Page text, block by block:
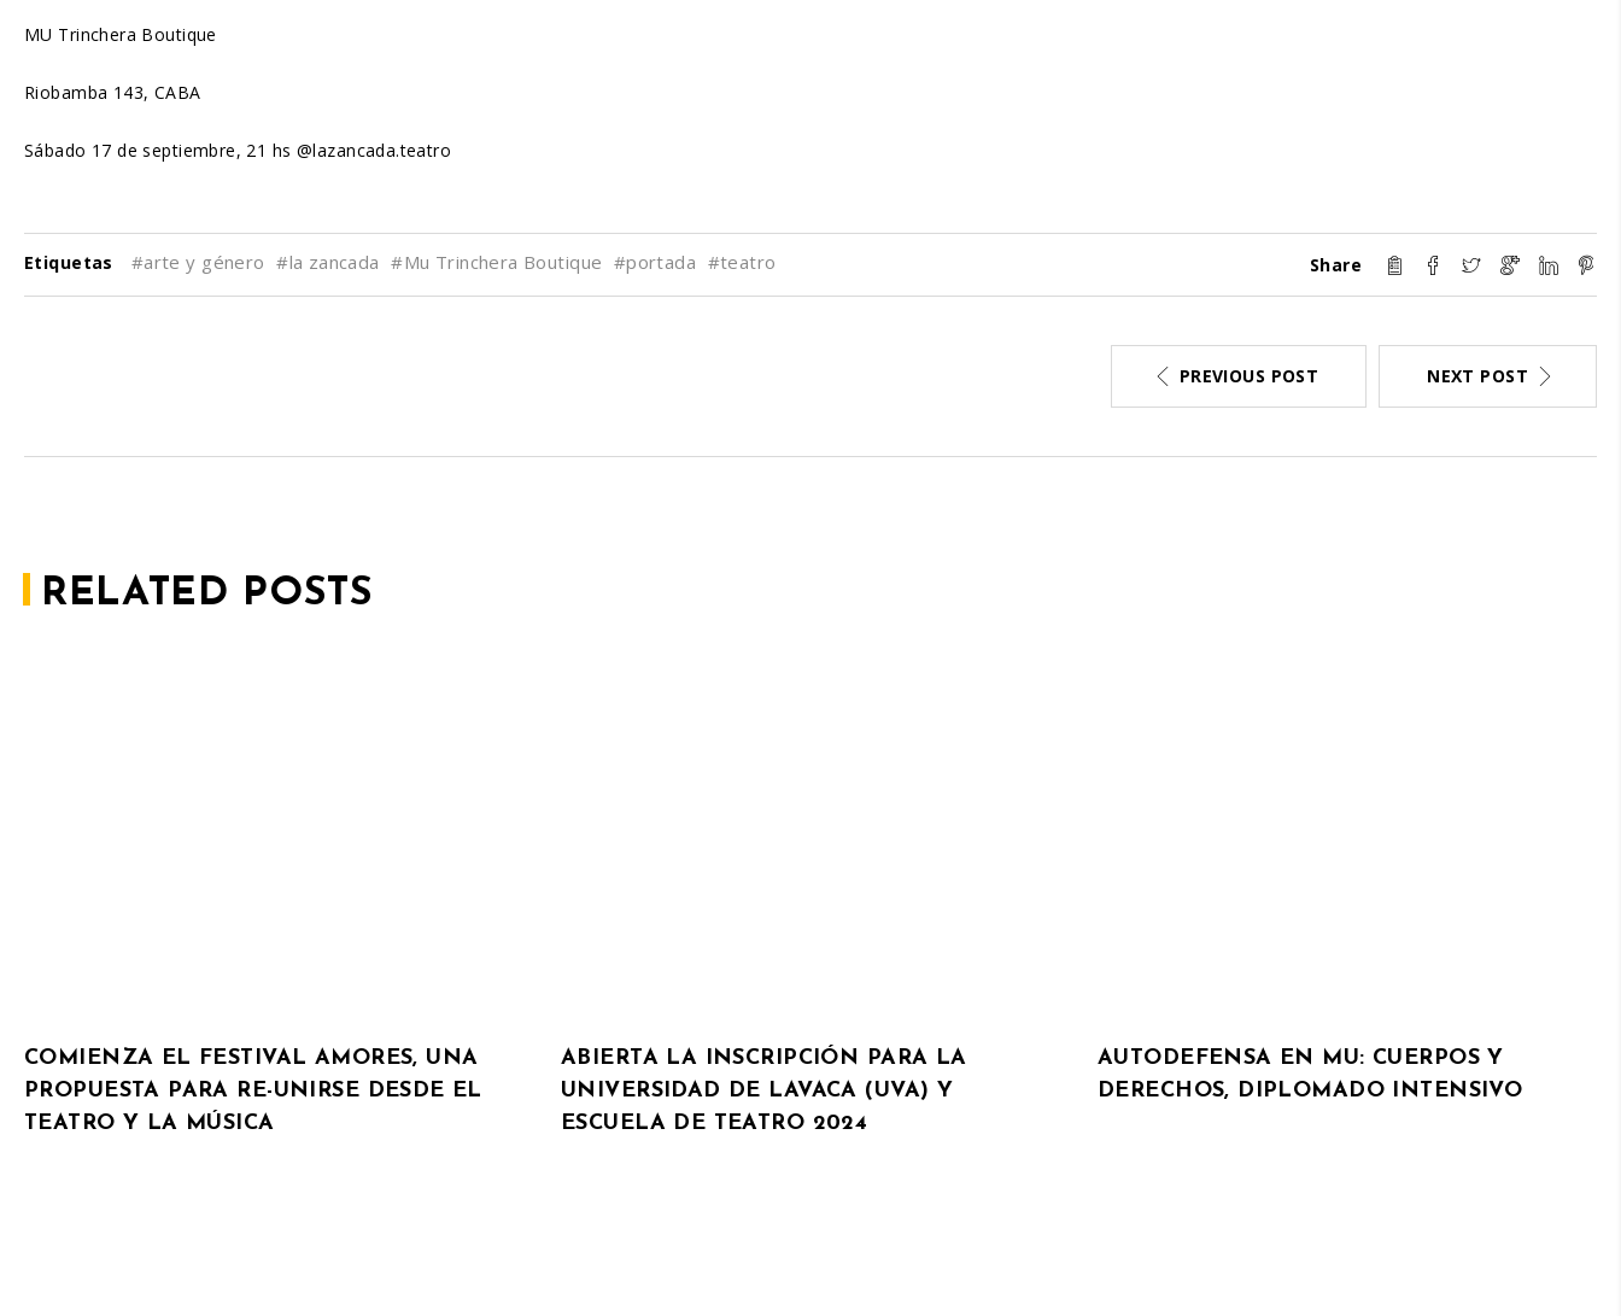
MU Trinchera Boutique
Riobamba 143, CABA
Sábado 17 de septiembre, 21 hs @lazancada.teatro
Etiquetas #arte y género #la zancada #Mu Trinchera Boutique #portada #teatro Share
NEXT POST
PREVIOUS POST
RELATED POSTS
COMIENZA EL FESTIVAL AMORES, UNA
PROPUESTA PARA RE-UNIRSE DESDE EL
TEATRO Y LA MÚSICA
ABIERTA LA INSCRIPCIÓN PARA LA
UNIVERSIDAD DE LAVACA (UVA) Y
ESCUELA DE TEATRO 2024
AUTODEFENSA EN MU: CUERPOS Y
DERECHOS, DIPLOMADO INTENSIVO